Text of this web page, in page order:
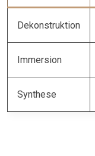
Dekonstruktion
Immersion
Synthese